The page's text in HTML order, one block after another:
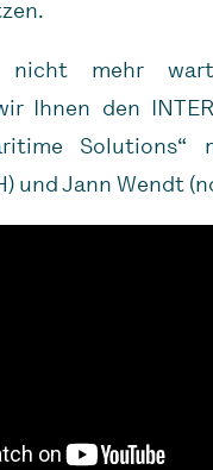
nicht mehr
Ihnen den
Solutions“
und Jann Wendt